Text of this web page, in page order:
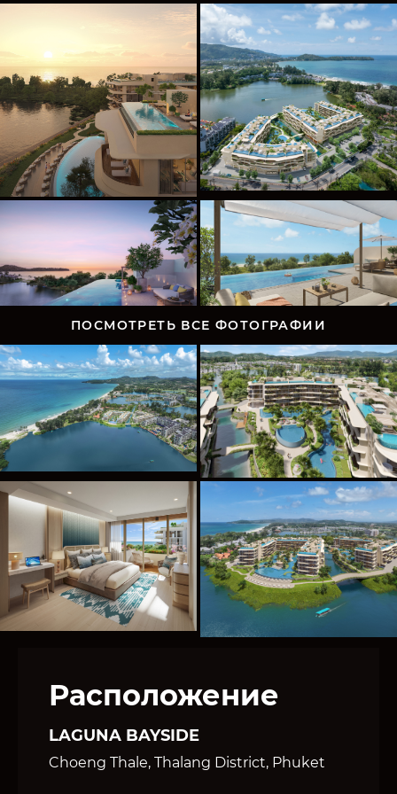
ПОСМОТРЕТЬ ВСЕ ФОТОГРАФИИ
Расположение
LAGUNA BAYSIDE
Choeng Thale, Thalang District, Phuket